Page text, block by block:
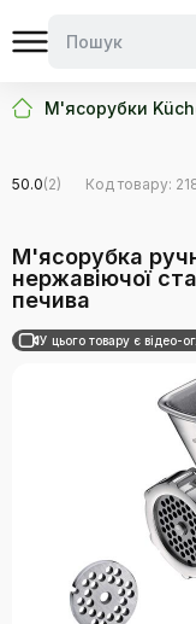
М'ясорубки
50.0(2) Код товару:
М'ясорубка
нержавіючої
печива
У цього товару є відео-